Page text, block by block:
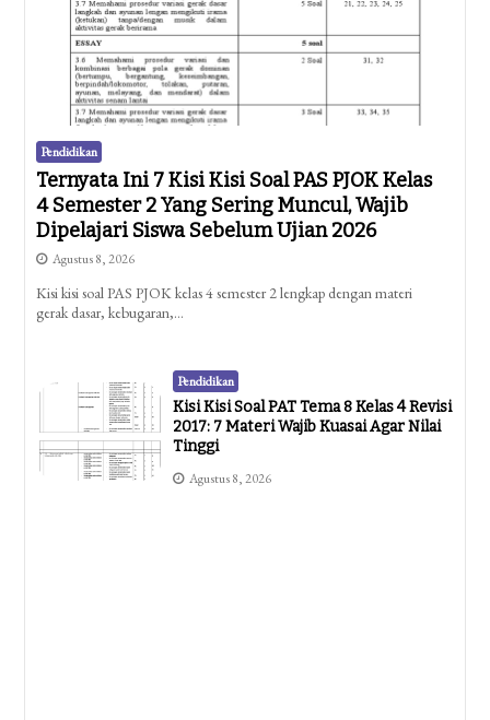
Pendidikan
Ternyata Ini 7 Kisi Kisi Soal PAS PJOK Kelas
4 Semester 2 Yang Sering Muncul, Wajib
Dipelajari Siswa Sebelum Ujian 2026
Agustus 8, 2026
Kisi kisi soal PAS PJOK kelas 4 semester 2 lengkap dengan materi
gerak dasar, kebugaran,…
Pendidikan
Kisi Kisi Soal PAT Tema 8 Kelas 4 Revisi
2017: 7 Materi Wajib Kuasai Agar Nilai
Tinggi
Agustus 8, 2026